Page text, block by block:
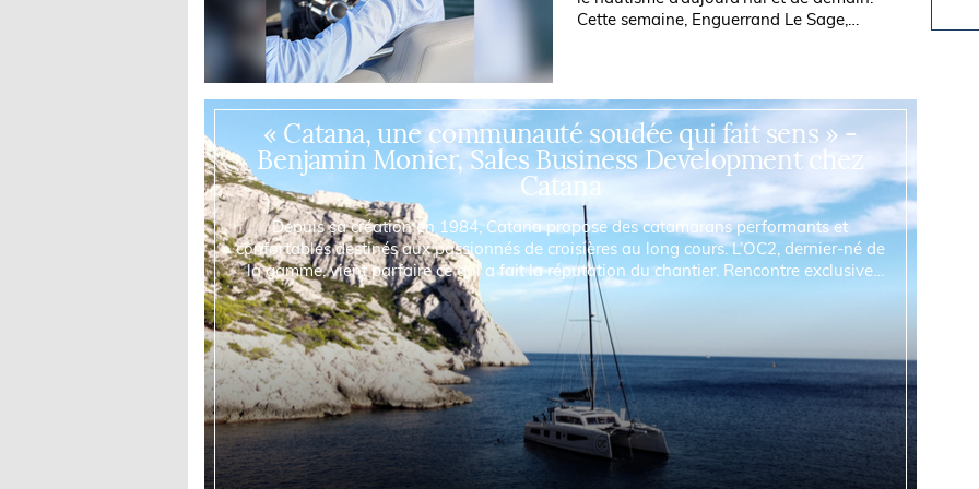
Cette semaine, Enguerrand Le Sage,
« Catana, une communauté soudée qui fait sens » -
Benjamin Monier, Sales Business Development chez
Catana
Depuis sa création en 1984, Catana propose des catamarans performants et
confortables destinés aux passionnés de croisières au long cours. L’OC2, dernier-né de
la gamme, vient parfaire ce qui a fait la réputation du chantier. Rencontre exclusive
avec Benjamin Monier, le responsable des ventes du...